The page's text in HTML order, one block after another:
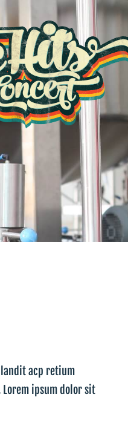
acp retium
ipsum dolor sit